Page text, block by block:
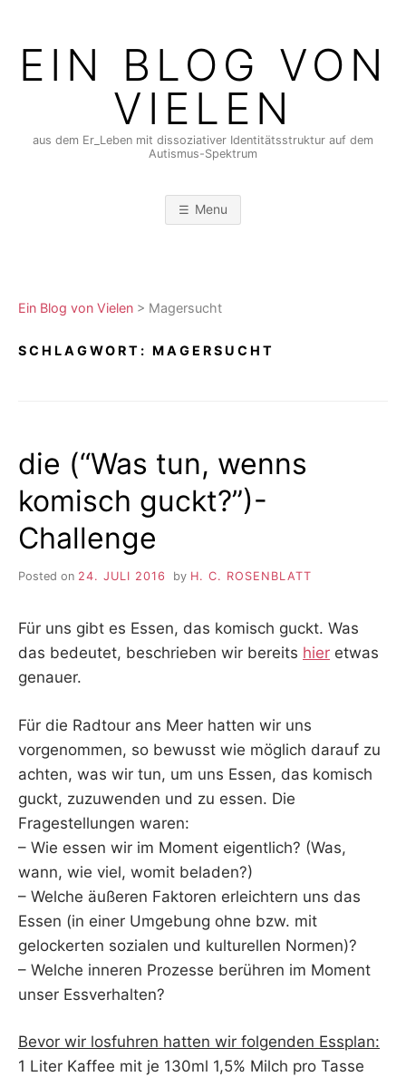
contentEIN BLOG VON
VIELEN
aus dem Er_Leben mit dissoziativer Identitätsstruktur auf dem
Autismus-Spektrum
Menu
Ein Blog von Vielen > Magersucht
SCHLAGWORT: MAGERSUCHT
die (“Was tun, wenns
komisch guckt?”)-
Challenge
Posted on 24. JULI 2016 by H. C. ROSENBLATT
Für uns gibt es Essen, das komisch guckt. Was
das bedeutet, beschrieben wir bereits hier etwas
genauer.
Für die Radtour ans Meer hatten wir uns
vorgenommen, so bewusst wie möglich darauf zu
achten, was wir tun, um uns Essen, das komisch
guckt, zuzuwenden und zu essen. Die
Fragestellungen waren:
– Wie essen wir im Moment eigentlich? (Was,
wann, wie viel, womit beladen?)
– Welche äußeren Faktoren erleichtern uns das
Essen (in einer Umgebung ohne bzw. mit
gelockerten sozialen und kulturellen Normen)?
– Welche inneren Prozesse berühren im Moment
unser Essverhalten?
Bevor wir losfuhren hatten wir folgenden Essplan:
1 Liter Kaffee mit je 130ml 1,5% Milch pro Tasse